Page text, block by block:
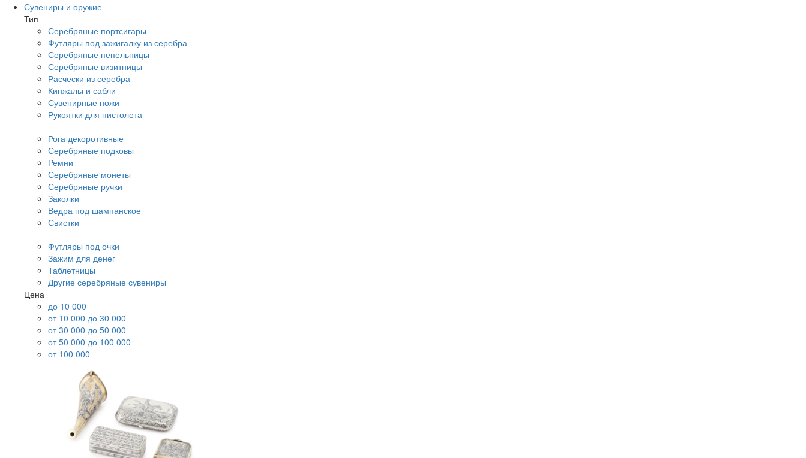
Сувениры и оружие
Тип
Серебряные портсигары
Футляры под зажигалку из серебра
Серебряные пепельницы
Серебряные визитницы
Расчески из серебра
Кинжалы и сабли
Сувенирные ножи
Рукоятки для пистолета
Рога декоротивные
Серебряные подковы
Ремни
Серебряные монеты
Серебряные ручки
Заколки
Ведра под шампанское
Свистки
Футляры под очки
Зажим для денег
Таблетницы
Другие серебряные сувениры
Цена
до 10 000
от 10 000 до 30 000
от 30 000 до 50 000
от 50 000 до 100 000
от 100 000